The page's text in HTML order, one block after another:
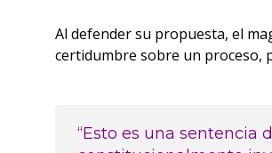
Al defender su propuesta, el
certidumbre sobre un proceso,
“Esto es una sentencia